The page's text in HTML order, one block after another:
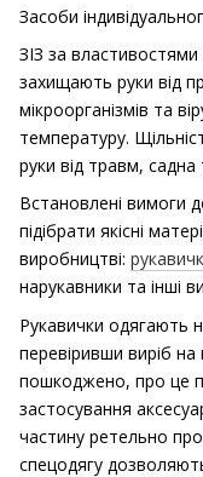
Засоби
ЗІЗ за
захищають руки від
мікроорганізмів та
температуру.
руки від травм, садна
Встановлені вимоги
підібрати якісні
виробництві:
нарукавники та інші
Рукавички одягають
перевіривши виріб
пошкоджено, про це
застосування
частину ретельно
спецодягу